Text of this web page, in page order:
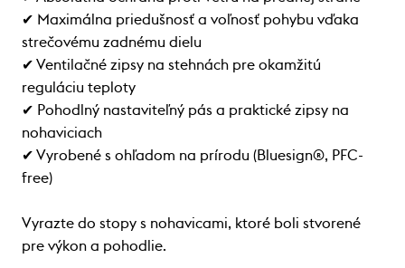
✔ Maximálna priedušnosť a voľnosť pohybu vďaka
strečovému zadnému dielu
✔ Ventilačné zipsy na stehnách pre okamžitú
reguláciu teploty
✔ Pohodlný nastaviteľný pás a praktické zipsy na
nohaviciach
✔ Vyrobené s ohľadom na prírodu (Bluesign®, PFC-
free)
Vyrazte do stopy s nohavicami, ktoré boli stvorené
pre výkon a pohodlie.